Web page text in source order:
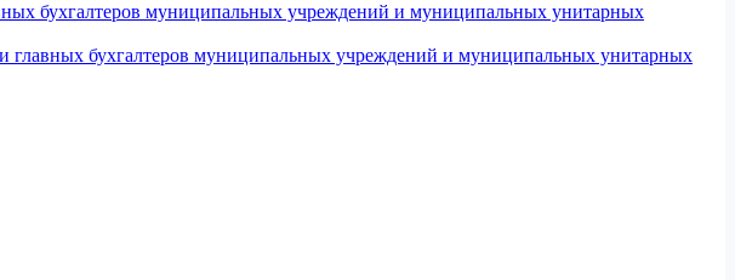
бухгалтеров муниципальных учреждений и муниципальных унитарных
главных бухгалтеров муниципальных учреждений и муниципальных унитарных